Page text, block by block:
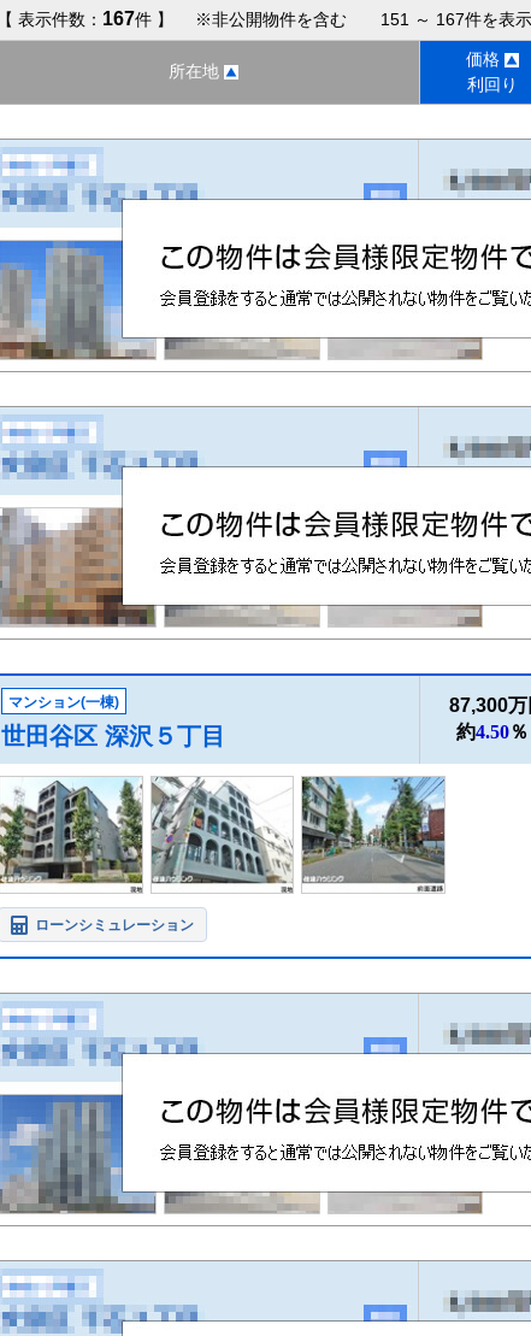
【 表示件数： 167件 】 ※非公開物件を含む 151 ～ 167件を表示
所在地
価格
利回り
マンション(一棟)
世田谷区 深沢５丁目
87,300万
約4.50％
ローンシミュレーション